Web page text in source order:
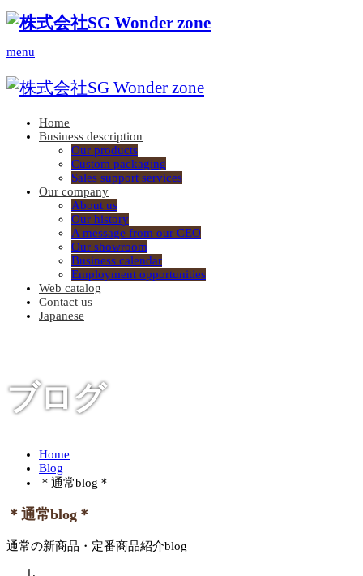
menu
Home
Business description
Our products
Custom packaging
Sales support services
Our company
About us
Our history
A message from our CEO
Our showroom
Business calendar
Employment opportunities
Web catalog
Contact us
Japanese
ブログ
Home
Blog
＊通常blog＊
＊通常blog＊
通常の新商品・定番商品紹介blog